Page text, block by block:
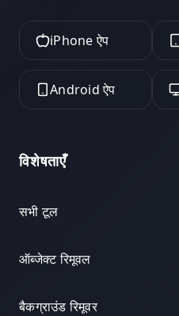
iPhone ऐप
Android ऐप
विशेषताएँ
सभी टूल
ऑब्जेक्ट रिमूवल
बैकग्राउंड रिमूवर